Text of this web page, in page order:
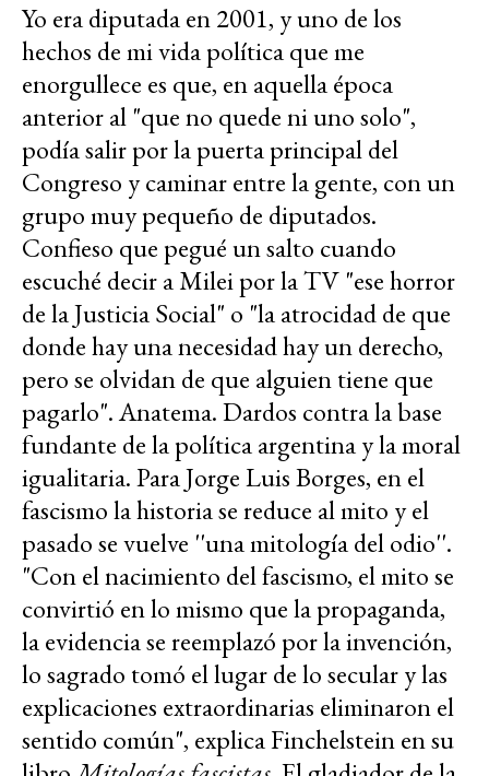
Yo era diputada en 2001, y uno de los
hechos de mi vida política que me
enorgullece es que, en aquella época
anterior al "que no quede ni uno solo",
podía salir por la puerta principal del
Congreso y caminar entre la gente, con un
grupo muy pequeño de diputados.
Confieso que pegué un salto cuando
escuché decir a Milei por la TV "ese horror
de la Justicia Social" o "la atrocidad de que
donde hay una necesidad hay un derecho,
pero se olvidan de que alguien tiene que
pagarlo". Anatema. Dardos contra la base
fundante de la política argentina y la moral
igualitaria. Para Jorge Luis Borges, en el
fascismo la historia se reduce al mito y el
pasado se vuelve ''una mitología del odio''.
"Con el nacimiento del fascismo, el mito se
convirtió en lo mismo que la propaganda,
la evidencia se reemplazó por la invención,
lo sagrado tomó el lugar de lo secular y las
explicaciones extraordinarias eliminaron el
sentido común", explica Finchelstein en su